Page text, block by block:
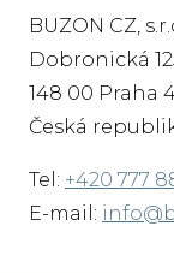
BUZON CZ,
Dobronická
148 00 Praha
Česká
Tel: +420 777
E-mail: